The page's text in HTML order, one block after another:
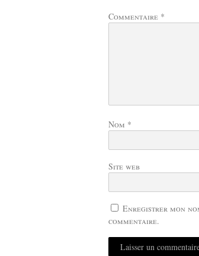
Commentaire *
Nom *
Site web
Enregistrer mon
commentaire.